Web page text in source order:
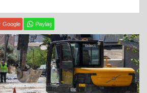
Google Paylaş